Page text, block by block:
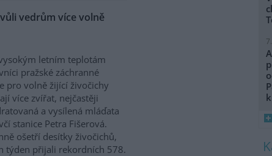
vedrům více volně
letním teplotám
pražské záchranné
pro volně žijící živočichy
více zvířat, nejčastěji
a vysílená mláďata
stanice Petra Fišerová.
ošetří desítky živočichů,
týden přijali rekordních 578.